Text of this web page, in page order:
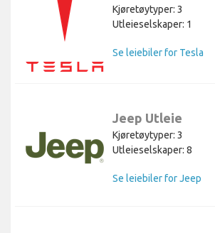
Kjøretøytyper: 3
Utleieselskaper: 1
Se leiebiler for Tesla
Jeep Utleie
Kjøretøytyper: 3
Utleieselskaper: 8
Se leiebiler for Jeep